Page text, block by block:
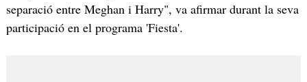
separació entre Meghan i Harry", va afirmar durant la seva
participació en el programa 'Fiesta'.